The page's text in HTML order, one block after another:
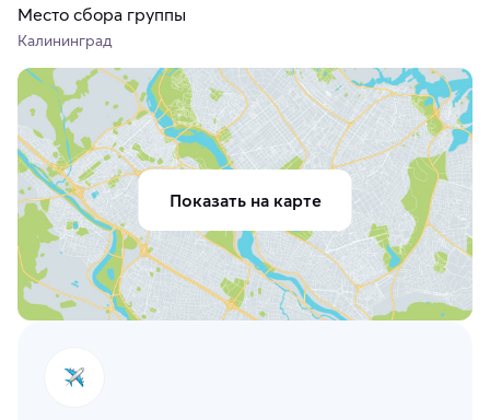
Место сбора группы
Калининград
Показать на карте